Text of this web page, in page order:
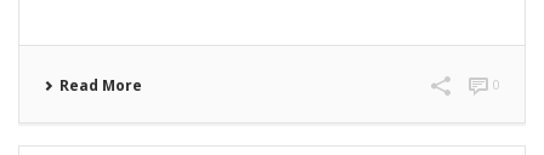
Read More 0